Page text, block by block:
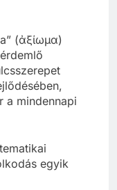
(ἀξίωμα)
a mindennapi
egyik